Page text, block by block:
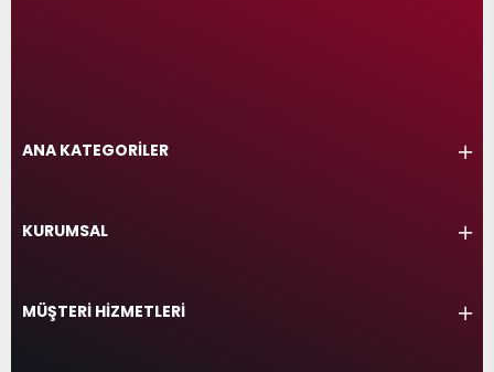
ANA KATEGORİLER
KURUMSAL
MÜŞTERİ HİZMETLERİ